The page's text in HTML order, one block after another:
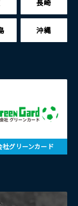
長崎
沖縄
社グリーンカード